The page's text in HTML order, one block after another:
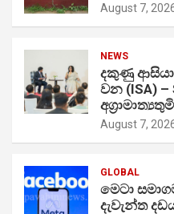
August 7,
NEWS
දකුණු
වන (ISA) –
August 7,
GLOBAL
මෙටා
දැවැන්ත